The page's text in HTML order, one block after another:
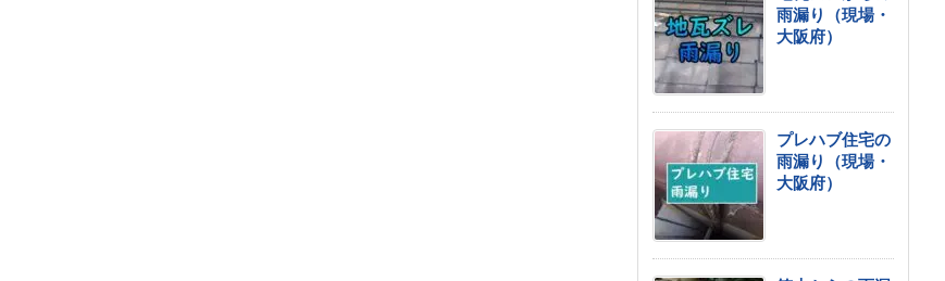
雨漏り（現場・
大阪府）
プレハブ住宅の
雨漏り（現場・
大阪府）